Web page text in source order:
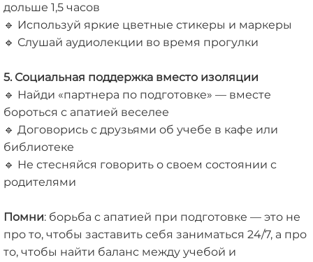
дольше 1,5 часов
🔹 Используй яркие цветные стикеры и маркеры
🔹 Слушай аудиолекции во время прогулки
5. Социальная поддержка вместо изоляции
🔹 Найди «партнера по подготовке» — вместе
бороться с апатией веселее
🔹 Договорись с друзьями об учебе в кафе или
библиотеке
🔹 Не стесняйся говорить о своем состоянии с
родителями
Помни: борьба с апатией при подготовке — это не
про то, чтобы заставить себя заниматься 24/7, а про
то, чтобы найти баланс между учебой и